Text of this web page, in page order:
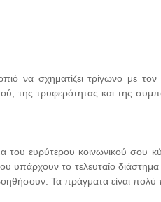
να σχηματίζει τρίγωνο με
της τρυφερότητας και της
ευρύτερου κοινωνικού σου
το τελευταίο διάστημα
Τα πράγματα είναι πολύ